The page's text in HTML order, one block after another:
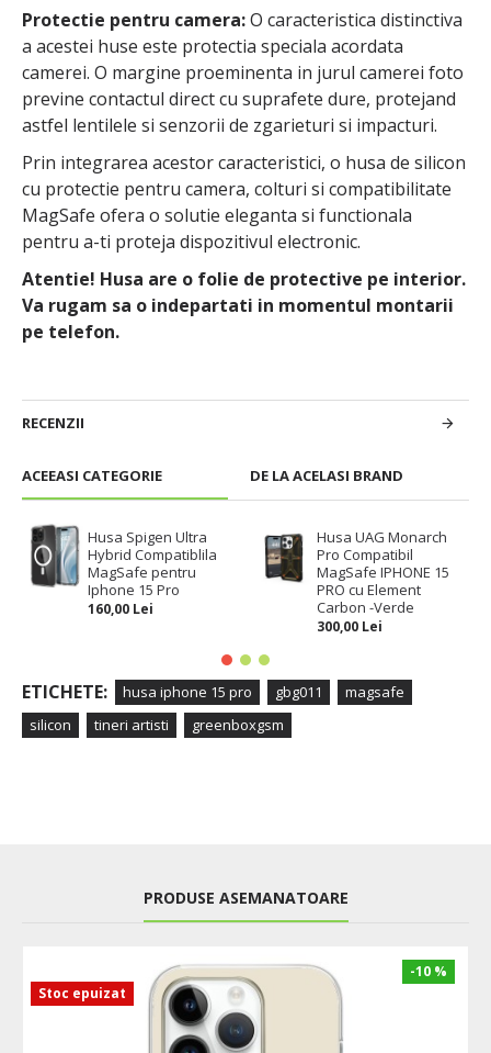
ACEEASI CATEGORIE DE LA ACELASI BRAND
Husa Spigen Ultra
Hybrid Compatiblila
MagSafe pentru
Iphone 15 Pro
160,00 Lei
Husa UAG Monarch
Pro Compatibil
MagSafe IPHONE 15
PRO cu Element
Carbon -Verde
300,00 Lei
Protectie pentru camera:O caracteristica distinctiva
a acestei huse este protectia speciala acordata
camerei. O margine proeminenta in jurul camerei foto
previne contactul direct cu suprafete dure, protejand
astfel lentilele si senzorii de zgarieturi si impacturi.
Prin integrarea acestor caracteristici, o husa de silicon
cu protectie pentru camera, colturi si compatibilitate
MagSafe ofera o solutie eleganta si functionala
pentru a-ti proteja dispozitivul electronic.
Atentie! Husa are o folie de protective pe interior.
Va rugam sa o indepartati in momentul montarii
pe telefon.
RECENZII
ETICHETE: husa iphone 15 pro gbg011
magsafe
silicon
tineri artisti greenboxgsm
PRODUSE ASEMANATOARE
-10 %
Stoc epuizat